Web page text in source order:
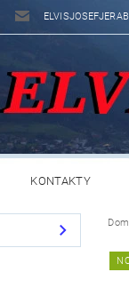
KONTAKTY